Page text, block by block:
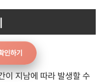
인하기
이 지남에 따라 발생할 수